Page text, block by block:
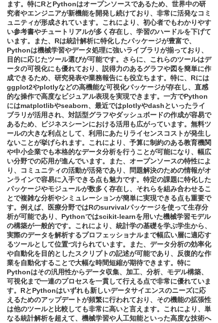
ます。特にRとPythonはオープンソースであるため、世界中の研
究者やエンジニアが新機能を開発し続けており、非常に活発なコミ
ュニティが形成されています。これにより、初心者でもわかりやす
い参考書やチュートリアルが多く存在し、学習のハードルを下げて
います。また、Rは統計解析に特化したパッケージが豊富で、
Pythonは機械学習やデータ処理に強いライブラリが揃っており、
目的に応じたツール選びが可能です。さらに、これらのツールはデ
ータの可視化にも優れており、説得力のあるグラフや図を簡単に作
成できるため、研究発表や業務報告にも役立ちます。特に、Rには
ggplot2やplotlyなどの高機能な可視化パッケージが存在し、直感
的な操作で高度なビジュアル表現を実現できます。一方でPython
にはmatplotlibやseaborn、最近ではplotlyやdashといったライ
ブラリが活用され、対話型グラフやダッシュボードの作成が容易で
あるため、ビジネスシーンにおける活用も広がっています。無料ツ
ールの大きな利点として、利用にあたりライセンスコストが発生し
ないことが挙げられます。これにより、予算に制約のある教育機関
や中小企業でも本格的なデータ分析を行うことが可能になり、幅広
い分野での応用が進んでいます。また、オープンソースの特性によ
り、コミュニティの活動が活発であり、問題解決のための情報がオ
ンラインで容易に入手できる点も魅力です。特定の課題に特化した
パッケージやモジュールが数多く存在し、それらを組み合わせるこ
とで複雑な分析やシミュレーションが簡単に実現できる点も重要で
す。例えば、医療分野ではRのsurvivalパッケージを使って生存分
析が可能であり、Pythonではscikit-learnを用いた機械学習モデル
の構築が一般的です。これにより、統計学の基礎を学ぶ学生から、
実際のデータを解析するプロフェッショナルまで幅広い層に適応す
るツールとして位置づけられています。また、データ分析の効率化
や自動化を目的としたスクリプトの記述が可能であり、反復的な作
業を自動化することで大幅な時間短縮が期待できます。特に
Pythonはその汎用性からデータ収集、加工、分析、モデル構築、
可視化まで一連のプロセスを一貫して行える点で非常に優れていま
す。RとPythonはいずれも新しいデータサイエンスのニーズに応
えるためのアップデートが頻繁に行われており、その機能の拡張性
は他のツールと比較しても非常に高いと言えます。これにより、単
なる統計解析を超えて、機械学習や人工知能といった高度な技術へ